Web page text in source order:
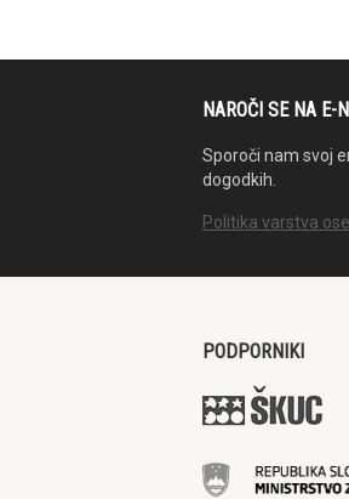
NAROČI SE NA E-
Sporoči nam svoj
dogodkih.
Politika varstva
PODPORNIKI